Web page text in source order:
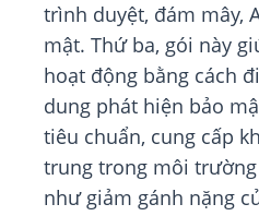
trình duyệt, đám mây,
mật. Thứ ba, gói này
hoạt động bằng cách
dung phát hiện bảo
tiêu chuẩn, cung cấp
trung trong môi
như giảm gánh nặng